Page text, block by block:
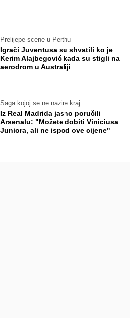
Prelijepe scene u Perthu
Igrači Juventusa su shvatili ko je
Kerim Alajbegović kada su stigli na
aerodrom u Australiji
Saga kojoj se ne nazire kraj
Iz Real Madrida jasno poručili
Arsenalu: "Možete dobiti Viniciusa
Juniora, ali ne ispod ove cijene"